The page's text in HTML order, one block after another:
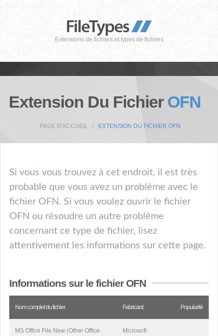
Extensions de fichiers et types de fichiers
Extension Du Fichier OFN
PAGE D'ACCUEIL EXTENSION DU FICHIER OFN
Si vous vous trouvez à cet endroit, il est très
probable que vous avez un problème avec le
fichier OFN. Si vous voulez ouvrir le fichier
OFN ou résoudre un autre problème
concernant ce type de fichier, lisez
attentivement les informations sur cette page.
Informations sur le fichier OFN
Nom complet du fichier Fabricant Popularité
MS Office File New (Other Office
Microsoft